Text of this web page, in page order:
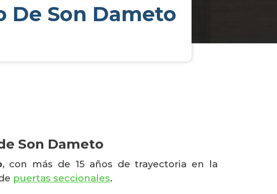
De Son Dameto
Son Dameto
, con más de 15 años de trayectoria en la
puertas seccionales.